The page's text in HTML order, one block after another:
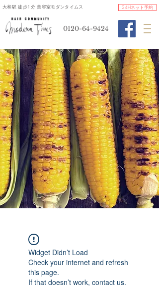
​大和駅 徒歩1分 美容室モダンタイムス
0120-64-9424
24Hネット予約
Widget Didn’t Load
Check your internet and refresh
this page.
If that doesn’t work, contact us.